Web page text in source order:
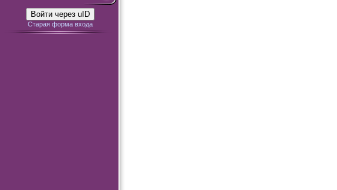
Войти через uID
Старая форма входа